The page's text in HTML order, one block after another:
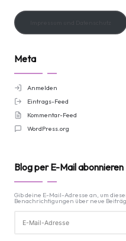
Meta
Anmelden
Eintrags-Feed
Kommentar-Feed
WordPress.org
Blog per E-Mail abonnieren
Gib deine E-Mail-Adresse an, um
Benachrichtigungen über neue
Mail-
Adresse